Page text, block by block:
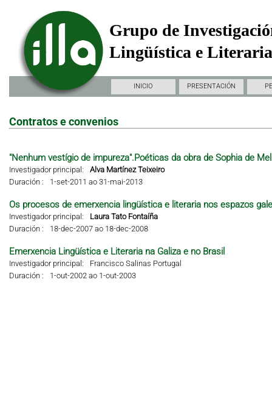
Grupo de
Lingüística e
INICIO PRESENTACIÓN
Contratos e convenios
"Nenhum vestígio de impureza".Poéticas da obra de Sophia de
Investigador principal:
Alva Martínez Teixeiro
Duración :
1-set-2011 ao 31-mai-2013
Os procesos de emerxencia lingüística e literaria nos espazos
Investigador principal:
Laura Tato Fontaíña
Duración :
18-dec-2007 ao 18-dec-2008
Emerxencia Lingüística e Literaria na Galiza e no Brasil
Investigador principal:
Francisco Salinas Portugal
Duración :
1-out-2002 ao 1-out-2003